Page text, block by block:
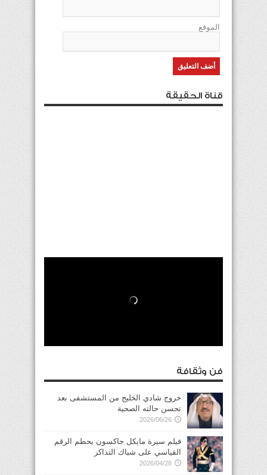
الموقع
قناة الحقيقة
فن وثقافة
خروج شادي الخليج من المستشفى بعد
تحسن حالته الصحية
2026/06/26
فيلم سيرة مايكل جاكسون يحطم الرقم
القياسي على شباك التذاكر
2026/04/28